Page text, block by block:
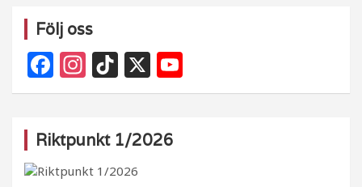
Följ oss
F
a
e
b
In
st
g
ra
Ti
k
o
k
X
o
Riktpunkt 1/2026